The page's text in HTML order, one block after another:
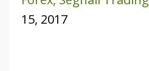
15, 2017